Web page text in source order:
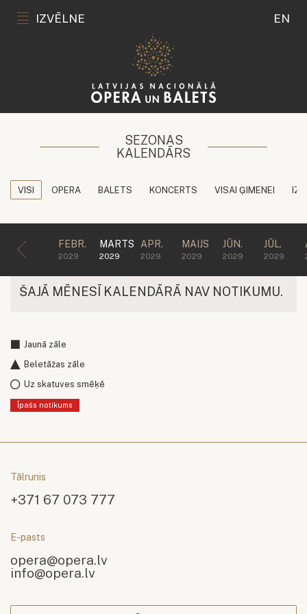
IZVĒLNE EN
SEZONAS
KALENDĀRS
VISI OPERA BALETS KONCERTS VISAI ĢIMENEI
FEBR.
2029
MARTS
2029
APR.
2029
MAIJS
2029
JŪN.
2029
JŪL.
2029
ŠAJĀ MĒNESĪ KALENDĀRĀ NAV NOTIKUMU.
Jaunā zāle
Beletāžas zāle
Uz skatuves smēķē
Īpašs notikums
Tālrunis
+371 67 073 777
E-pasts
opera@opera.lv
info@opera.lv